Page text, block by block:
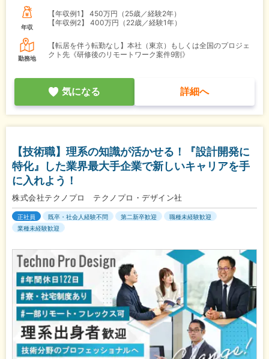
年収
【年収例1】
450万円（25歳／経験2年）
【年収例2】
400万円（22歳／経験1年）
勤務地
【転居を伴う転勤なし】本社（東京）もしくは全国のプロジェ
クト先《研修後のリモートワーク案件9割》
気になる 詳細へ
【技術職】理系の知識が活かせる！『設計開発に
特化』した業界最大手企業で新しいキャリアを手
に入れよう！
株式会社テクノプロ テクノプロ・デザイン社
正社員 既卒・社会人経験不問 第二新卒歓迎
職種未経験歓迎
業種未経験歓迎